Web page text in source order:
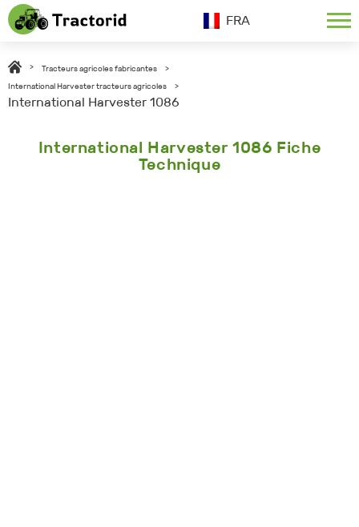
FRA
> Tracteurs agricoles fabricantes
>
International Harvester tracteurs agricoles
>
International Harvester 1086
International Harvester 1086 Fiche
Technique